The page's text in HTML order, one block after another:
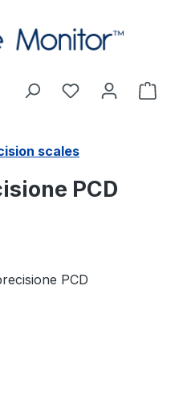
Hai 0 articoliIl
scales
PCD